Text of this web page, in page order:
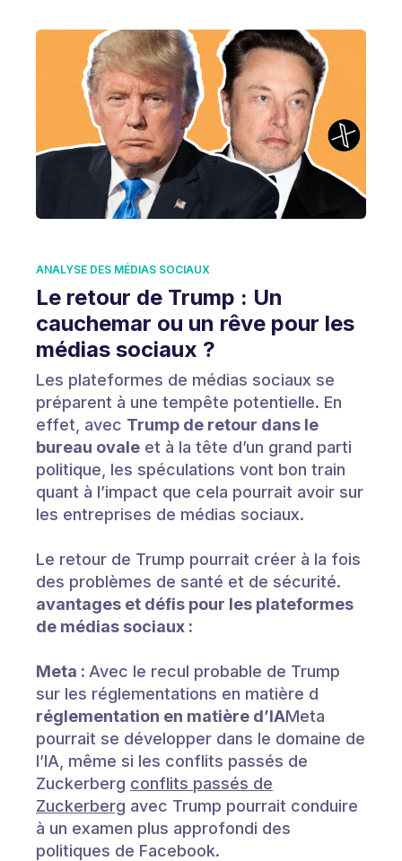
ANALYSE DES MÉDIAS SOCIAUX
Le retour de Trump : Un
cauchemar ou un rêve pour les
médias sociaux ?
Les plateformes de médias sociaux se
préparent à une tempête potentielle. En
effet, avec Trump de retour dans le
bureau ovale et à la tête d’un grand parti
politique, les spéculations vont bon train
quant à l’impact que cela pourrait avoir sur
les entreprises de médias sociaux.
Le retour de Trump pourrait créer à la fois
des problèmes de santé et de sécurité.
avantages et défis pour les plateformes
de médias sociaux :
Meta : Avec le recul probable de Trump
sur les réglementations en matière d
réglementation en matière d’IAMeta
pourrait se développer dans le domaine de
l’IA, même si les conflits passés de
Zuckerberg conflits passés de
Zuckerberg avec Trump pourrait conduire
à un examen plus approfondi des
politiques de Facebook.